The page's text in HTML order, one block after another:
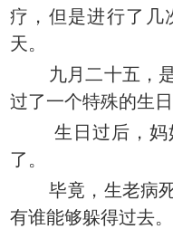
疗，但是进行了几
天。
九月二十五，
过了一个特殊的生日
生日过后，
了。
毕竟，生老病
有谁能够躲得过去。